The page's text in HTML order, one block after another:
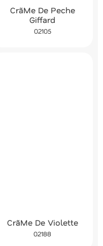
CrãMe De Peche
Giffard
02105
CrãMe De Violette
02188